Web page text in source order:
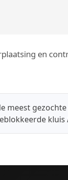
en
meest
kluis